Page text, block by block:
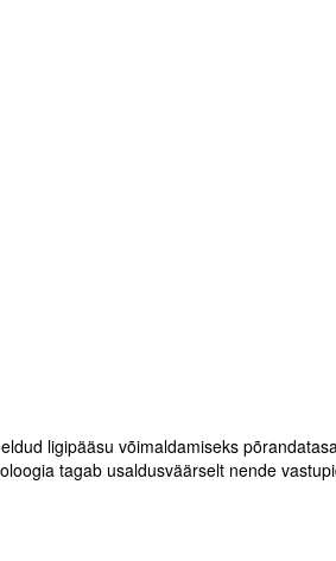
ligipääsu võimaldamiseks
tagab usaldusväärselt nende